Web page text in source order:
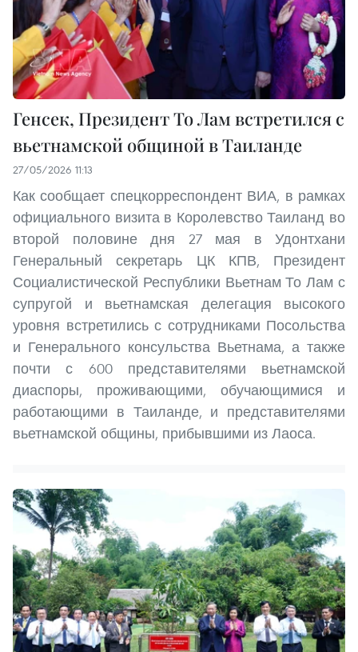
Генсек, Президент То Лам встретился с
вьетнамской общиной в Таиланде
27/05/2026 11:13
Как сообщает спецкорреспондент ВИА, в рамках
официального визита в Королевство Таиланд во
второй половине дня 27 мая в Удонтхани
Генеральный секретарь ЦК КПВ, Президент
Социалистической Республики Вьетнам То Лам с
супругой и вьетнамская делегация высокого
уровня встретились с сотрудниками Посольства
и Генерального консульства Вьетнама, а также
почти с 600 представителями вьетнамской
диаспоры, проживающими, обучающимися и
работающими в Таиланде, и представителями
вьетнамской общины, прибывшими из Лаоса.